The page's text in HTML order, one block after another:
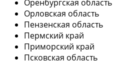
Оренбургская область
Орловская область
Пензенская область
Пермский край
Приморский край
Псковская область